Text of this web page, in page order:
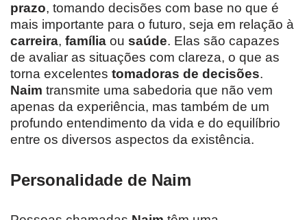
prazo, tomando decisões com base no que é
mais importante para o futuro, seja em relação à
carreira, família ou saúde. Elas são capazes
de avaliar as situações com clareza, o que as
torna excelentes tomadoras de decisões.
Naim transmite uma sabedoria que não vem
apenas da experiência, mas também de um
profundo entendimento da vida e do equilíbrio
entre os diversos aspectos da existência.
Personalidade de Naim